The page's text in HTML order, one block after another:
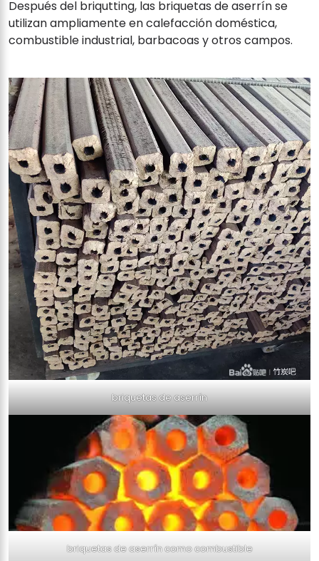
Después del briqutting, las briquetas de aserrín se
utilizan ampliamente en calefacción doméstica,
combustible industrial, barbacoas y otros campos.
briquetas de aserrín
briquetas de aserrín como combustible